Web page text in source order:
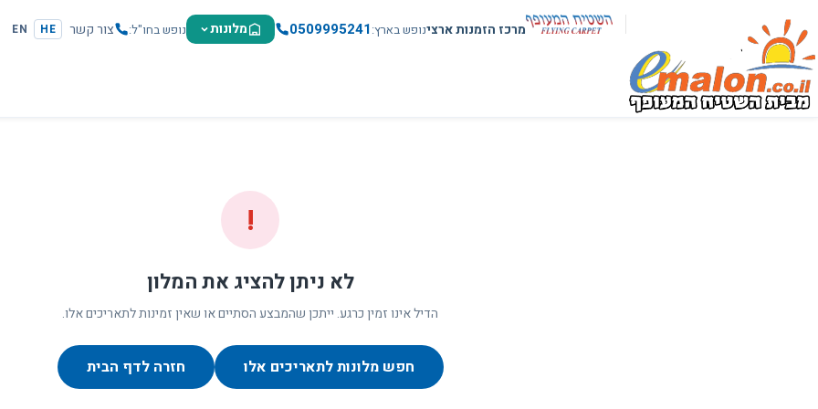
מרכז הזמנות ארצינופש בארץ 0509995241 מלונות נופש בחו"ל צור קשר HE
EN
!
לא ניתן להציג את המלון
הדיל אינו זמין כרגע. ייתכן שהמבצע הסתיים או שאין זמינות לתאריכים אלו.
חפש מלונות לתאריכים אלו חזרה לדף הבית